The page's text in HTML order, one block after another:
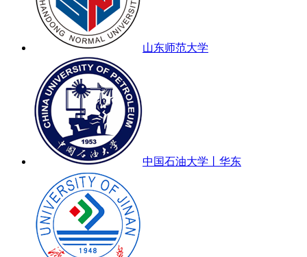
山东师范大学
中国石油大学丨华东